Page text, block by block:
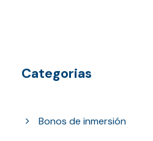
Categorias
Bonos de inmersión